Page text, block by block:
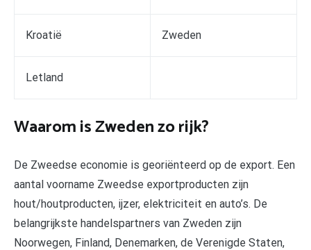
Kroatië Zweden
Letland
Waarom is Zweden zo rijk?
De Zweedse economie is georiënteerd op de export. Een
aantal voorname Zweedse exportproducten zijn
hout/houtproducten, ijzer, elektriciteit en auto’s. De
belangrijkste handelspartners van Zweden zijn
Noorwegen, Finland, Denemarken, de Verenigde Staten,